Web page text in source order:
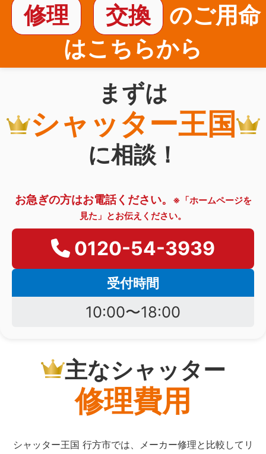
修理
交換
のご用命
はこちらから
まずは
シャッター王国
に相談！
お急ぎの方はお電話ください。
※「ホームページを
見た」とお伝えください。
0120-54-3939
受付時間
10:00〜18:00
主なシャッター
修理費用
シャッター王国 行方市では、メーカー修理と比較してリ